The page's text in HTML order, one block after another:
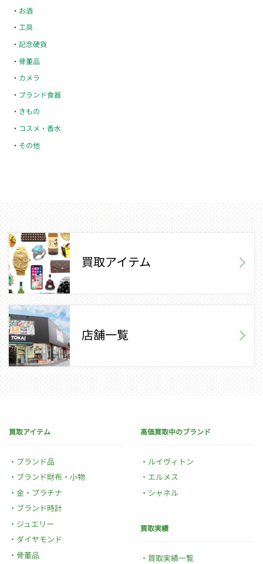
お酒
工具
記念硬貨
骨董品
カメラ
ブランド食器
きもの
コスメ・香水
その他
買取アイテム
店舗一覧
買取アイテム
ブランド品
ブランド財布・小物
金・プラチナ
ブランド時計
ジュエリー
ダイヤモンド
骨董品
高価買取中のブランド
ルイヴィトン
エルメス
シャネル
買取実績
買取実績一覧